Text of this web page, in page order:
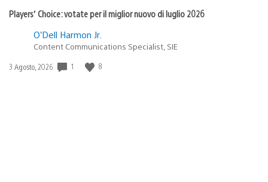
Players’ Choice: votate per il miglior nuovo di luglio 2026
O’Dell Harmon Jr.
Content Communications Specialist, SIE
Data
3 Agosto, 2026 1 8